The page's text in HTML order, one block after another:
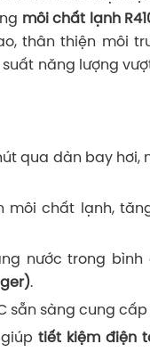
môi chất lạnh
thân thiện môi
năng lượng
qua dàn bay hơi,
môi chất lạnh,
nước trong bình
.
sẵn sàng cung
tiết kiệm điện